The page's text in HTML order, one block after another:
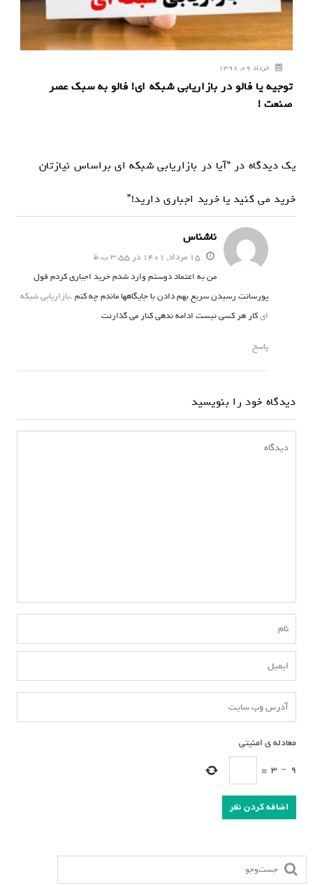
خرداد 09, 1398
توجیه یا فالو در بازاریابی شبکه ای! فالو به سبک عصر
صنعت !
یک دیدگاه در “آیا در بازاریابی شبکه ای براساس نیازتان
خرید می کنید یا خرید اجباری دارید!”
ناشناس
15 مرداد, 1401 در 3:55 ب.ظ
من به اعتماد دوستم وارد شدم خرید اجباری کردم قول
پورسانت رسیدن سریع بهم دادن با جایگاهها ماندم چه کنم .بازاریابی شبکه
ایکار هر کسی نیست ادامه ندهی کنار می گذارنت
پاسخ
دیدگاه خود را بنویسید
معادله ی امنیتی
9
−
3
=